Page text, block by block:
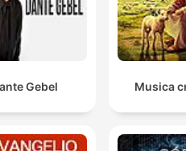
Gebel Musica